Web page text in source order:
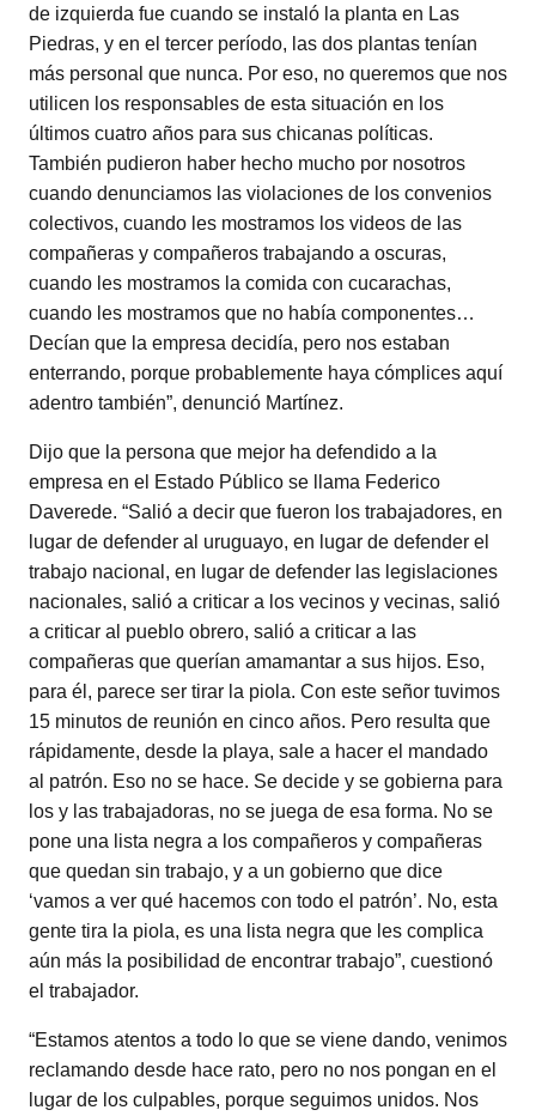
de izquierda fue cuando se instaló la planta en Las
Piedras, y en el tercer período, las dos plantas tenían
más personal que nunca. Por eso, no queremos que nos
utilicen los responsables de esta situación en los
últimos cuatro años para sus chicanas políticas.
También pudieron haber hecho mucho por nosotros
cuando denunciamos las violaciones de los convenios
colectivos, cuando les mostramos los videos de las
compañeras y compañeros trabajando a oscuras,
cuando les mostramos la comida con cucarachas,
cuando les mostramos que no había componentes…
Decían que la empresa decidía, pero nos estaban
enterrando, porque probablemente haya cómplices aquí
adentro también”, denunció Martínez.
Dijo que la persona que mejor ha defendido a la
empresa en el Estado Público se llama Federico
Daverede. “Salió a decir que fueron los trabajadores, en
lugar de defender al uruguayo, en lugar de defender el
trabajo nacional, en lugar de defender las legislaciones
nacionales, salió a criticar a los vecinos y vecinas, salió
a criticar al pueblo obrero, salió a criticar a las
compañeras que querían amamantar a sus hijos. Eso,
para él, parece ser tirar la piola. Con este señor tuvimos
15 minutos de reunión en cinco años. Pero resulta que
rápidamente, desde la playa, sale a hacer el mandado
al patrón. Eso no se hace. Se decide y se gobierna para
los y las trabajadoras, no se juega de esa forma. No se
pone una lista negra a los compañeros y compañeras
que quedan sin trabajo, y a un gobierno que dice
‘vamos a ver qué hacemos con todo el patrón’. No, esta
gente tira la piola, es una lista negra que les complica
aún más la posibilidad de encontrar trabajo”, cuestionó
el trabajador.
“Estamos atentos a todo lo que se viene dando, venimos
reclamando desde hace rato, pero no nos pongan en el
lugar de los culpables, porque seguimos unidos. Nos